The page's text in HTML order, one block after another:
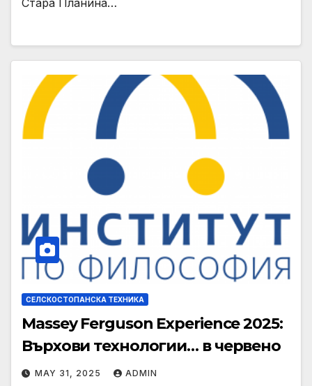
Стара Планина…
СЕЛСКОСТОПАНСКА ТЕХНИКА
Massey Ferguson Experience 2025:
Върхови технологии… в червено
MAY 31, 2025 ADMIN